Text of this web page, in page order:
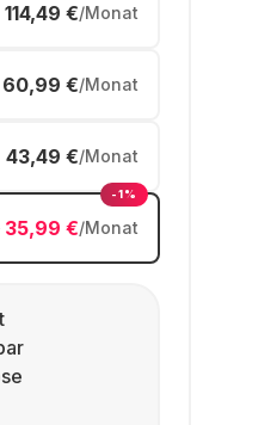
114,49 €/Monat
60,99 €/Monat
43,49 €/Monat
35,99 €/Monat
-1%